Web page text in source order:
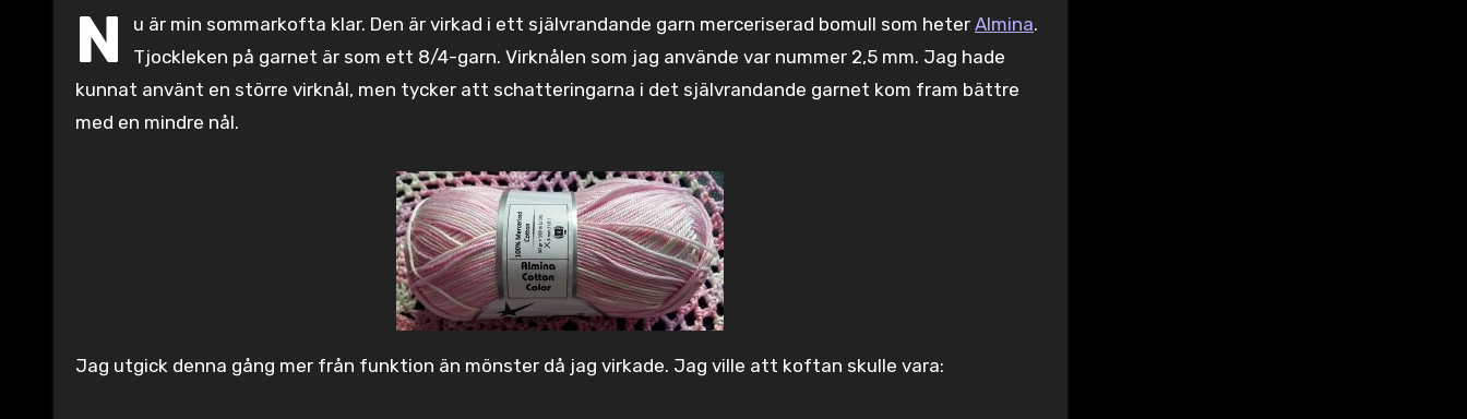
N u är min sommarkofta klar. Den är virkad i ett självrandande garn merceriserad bomull som heter Almina.
Tjockleken på garnet är som ett 8/4-garn. Virknålen som jag använde var nummer 2,5 mm. Jag hade
kunnat använt en större virknål, men tycker att schatteringarna i det självrandande garnet kom fram bättre
med en mindre nål.
Jag utgick denna gång mer från funktion än mönster då jag virkade. Jag ville att koftan skulle vara: